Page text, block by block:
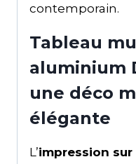
contemporain.
Tableau
aluminium
une déco
élégante
L’impression sur